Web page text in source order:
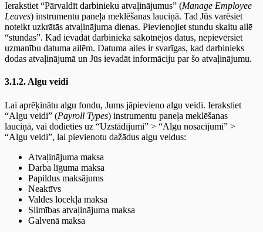
Ierakstiet “Pārvaldīt darbinieku atvaļinājumus” (Manage Employee
Leaves) instrumentu paneļa meklēšanas lauciņā. Tad Jūs varēsiet
noteikt uzkrātās atvaļinājuma dienas. Pievienojiet stundu skaitu ailē
“stundas”. Kad ievadāt darbinieka sākotnējos datus, nepievērsiet
uzmanību datuma ailēm. Datuma ailes ir svarīgas, kad darbinieks
dodas atvaļinājumā un Jūs ievadāt informāciju par šo atvaļinājumu.
3.1.2. Algu veidi
Lai aprēķinātu algu fondu, Jums jāpievieno algu veidi. Ierakstiet
“Algu veidi” (Payroll Types) instrumentu paneļa meklēšanas
lauciņā, vai dodieties uz “Uzstādījumi” > “Algu nosacījumi” >
“Algu veidi”, lai pievienotu dažādus algu veidus:
Atvaļinājuma maksa
Darba līguma maksa
Papildus maksājums
Neaktīvs
Valdes locekļa maksa
Slimības atvaļinājuma maksa
Galvenā maksa